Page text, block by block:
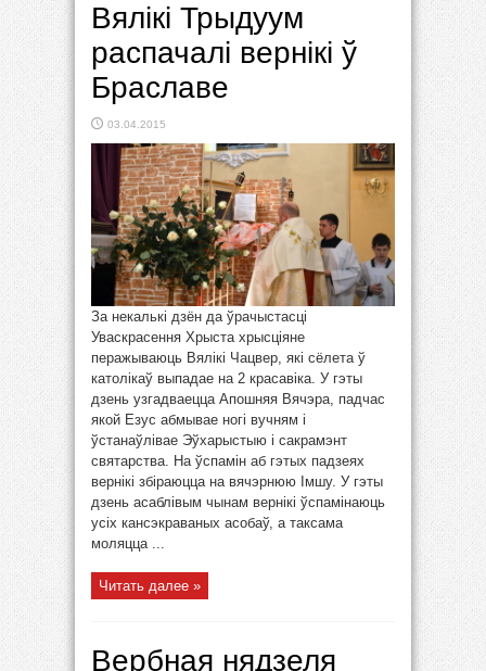
Вялікі Трыдуум
распачалі вернікі ў
Браславе
03.04.2015
За некалькі дзён да ўрачыстасці
Уваскрасення Хрыста хрысціяне
перажываюць Вялікі Чацвер, які сёлета ў
католікаў выпадае на 2 красавіка. У гэты
дзень узгадваецца Апошняя Вячэра, падчас
якой Езус абмывае ногі вучням і
ўстанаўлівае Эўхарыстыю і сакрамэнт
святарства. На ўспамін аб гэтых падзеях
вернікі збіраюцца на вячэрнюю Імшу. У гэты
дзень асаблівым чынам вернікі ўспамінаюць
усіх кансэкраваных асобаў, а таксама
моляцца ...
Читать далее »
Вербная нядзеля